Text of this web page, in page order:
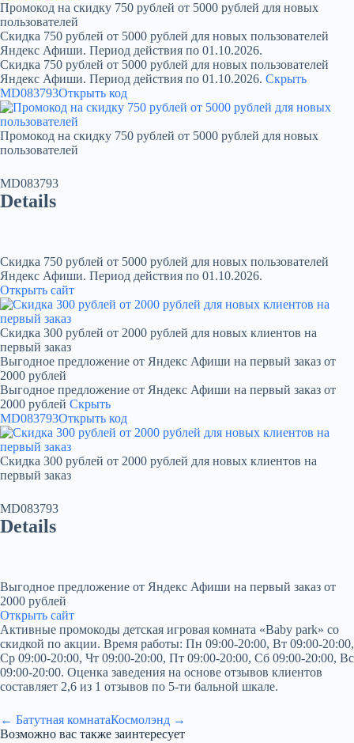
Промокод на скидку 750 рублей от 5000 рублей для новых
пользователей
Скидка 750 рублей от 5000 рублей для новых пользователей
Яндекс Афиши. Период действия по 01.10.2026.
Скидка 750 рублей от 5000 рублей для новых пользователей
Яндекс Афиши. Период действия по 01.10.2026. Скрыть
MD083793Открыть код
Промокод на скидку 750 рублей от 5000 рублей для новых
пользователей
MD083793
Details
Скидка 750 рублей от 5000 рублей для новых пользователей
Яндекс Афиши. Период действия по 01.10.2026.
Открыть сайт
Скидка 300 рублей от 2000 рублей для новых клиентов на
первый заказ
Выгодное предложение от Яндекс Афиши на первый заказ от
2000 рублей
Выгодное предложение от Яндекс Афиши на первый заказ от
2000 рублей Скрыть
MD083793Открыть код
Скидка 300 рублей от 2000 рублей для новых клиентов на
первый заказ
MD083793
Details
Выгодное предложение от Яндекс Афиши на первый заказ от
2000 рублей
Открыть сайт
Активные промокоды детская игровая комната «Baby park» со
скидкой по акции. Время работы: Пн 09:00-20:00, Вт 09:00-20:00,
Ср 09:00-20:00, Чт 09:00-20:00, Пт 09:00-20:00, Сб 09:00-20:00, Вс
09:00-20:00. Оценка заведения на основе отзывов клиентов
составляет 2,6 из 1 отзывов по 5-ти бальной шкале.
← Батутная комнатаКосмолэнд →
Возможно вас также заинтересует